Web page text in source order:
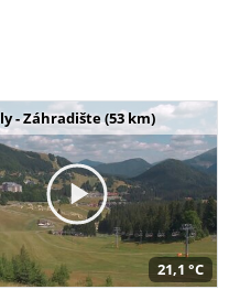
- Záhradište (53 km)
21,1 °C